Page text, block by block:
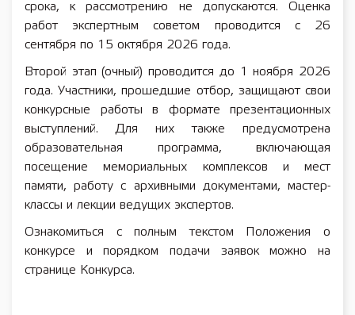
срока, к рассмотрению не допускаются. Оценка
работ экспертным советом проводится с 26
сентября по 15 октября 2026 года.
Второй этап (очный) проводится до 1 ноября 2026
года. Участники, прошедшие отбор, защищают свои
конкурсные работы в формате презентационных
выступлений. Для них также предусмотрена
образовательная программа, включающая
посещение мемориальных комплексов и мест
памяти, работу с архивными документами, мастер-
классы и лекции ведущих экспертов.
Ознакомиться с полным текстом Положения о
конкурсе и порядком подачи заявок можно на
странице Конкурса.